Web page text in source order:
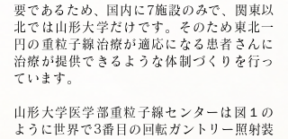
要であるため、国内に7施設のみで、関東以
北では山形大学だけです。そのため東北一
円の重粒子線治療が適応になる患者さんに
治療が提供できるような体制づくりを行っ
ています。
山形大学医学部重粒子線センターは図１の
ように世界で3番目の回転ガントリー照射装